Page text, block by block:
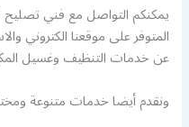
يمكنكم التواصل مع فني تصليح
المتوفر على موقعنا الكتروني
عن خدمات التنظيف وغسيل
ونقدم أيضا خدمات متنوعة